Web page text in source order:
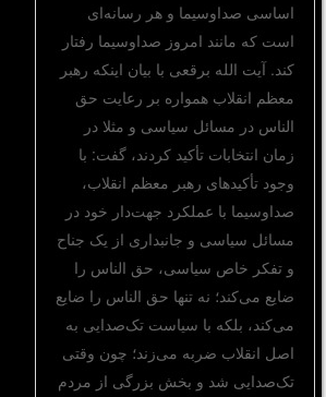
اساسی صداوسیما و هر رسانه‌ای
است که مانند امروز صداوسیما رفتار
کند. آیت الله برقعی با بیان اینکه رهبر
معظم انقلاب همواره بر رعایت حق
الناس در مسائل سیاسی و مثلا در
زمان انتخابات تأکید کردند، گفت: با
وجود تأکیدهای رهبر معظم انقلاب،
صداوسیما با عملکرد جهت‌دار خود در
مسائل سیاسی و جانبداری از یک جناح
و تفکر خاص سیاسی، حق الناس را
ضایع می‌کند؛ نه تنها حق الناس را ضایع
می‌کند، بلکه با سیاست تک‌صدایی به
اصل انقلاب ضربه می‌زند؛ چون وقتی
تک‌صدایی شد و بخش بزرگی از مردم